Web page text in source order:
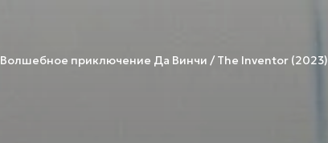
Волшебное приключение Да Винчи / The Inventor (2023)